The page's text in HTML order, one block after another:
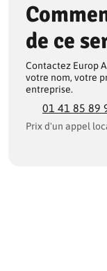
de ce
Contactez Europ
votre nom, votre
entreprise.
01 41 85 89
Prix d'un appel